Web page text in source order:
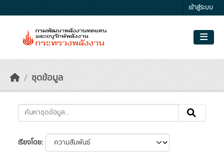
เข้าสู่ระบบ
ชุดข้อมูล
เรียงโดย